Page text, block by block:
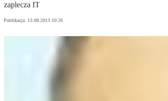
zaplecza IT
Publikacja: 13.08.2013 10:26